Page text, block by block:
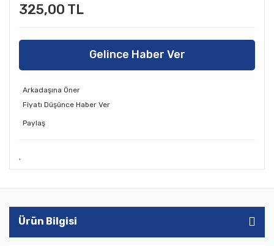
325,00 TL
Gelince Haber Ver
Arkadaşına Öner
Fiyatı Düşünce Haber Ver
Paylaş
Ürün Bilgisi